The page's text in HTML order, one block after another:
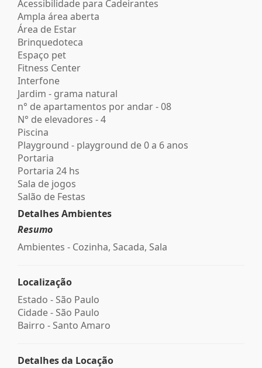
Acessibilidade para Cadeirantes
Ampla área aberta
Área de Estar
Brinquedoteca
Espaço pet
Fitness Center
Interfone
Jardim - grama natural
n° de apartamentos por andar - 08
N° de elevadores - 4
Piscina
Playground - playground de 0 a 6 anos
Portaria
Portaria 24 hs
Sala de jogos
Salão de Festas
Detalhes Ambientes
Resumo
Ambientes - Cozinha, Sacada, Sala
Localização
Estado - São Paulo
Cidade - São Paulo
Bairro - Santo Amaro
Detalhes da Locação